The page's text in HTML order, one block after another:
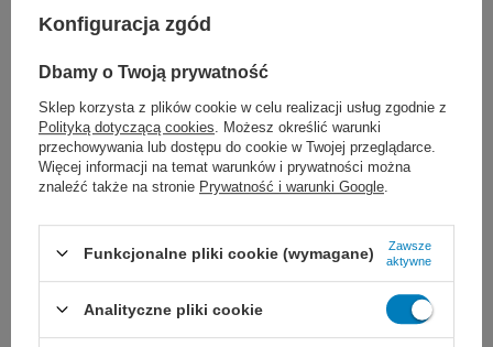
Pianka do mycia Washing
stanowiąca alternatywę dla wody
skutecznego działania.
26,00 zł
Myjka z mydłem 17 x 24 cm
pacjenta. Nasączona mydłem.
26,00 zł
Konfiguracja zgód
Dbamy o Twoją prywatność
Sklep korzysta z plików cookie w celu realizacji usług zgodnie z
Polityką dotyczącą cookies . Możesz określić warunki
przechowywania lub dostępu do cookie w Twojej przeglądarce.
Więcej informacji na temat warunków i prywatności można
znaleźć także na stronie Prywatność i warunki Google
Funkcjonalne pliki cookie (wymagane)
Zawsze
aktywne
Analityczne pliki cookie